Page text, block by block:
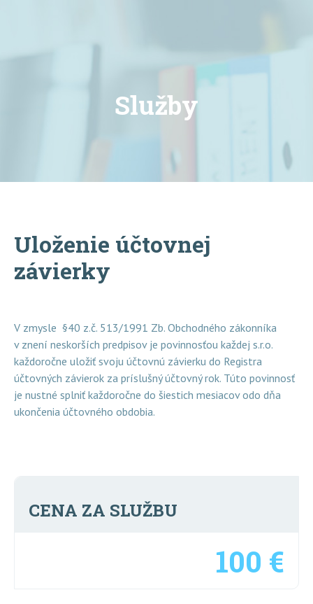
Služby
Uloženie účtovnej
závierky
V zmysle §40 z.č. 513/1991 Zb. Obchodného zákonníka
v znení neskorších predpisov je povinnosťou každej s.r.o.
každoročne uložiť svoju účtovnú závierku do Registra
účtovných závierok za príslušný účtovný rok. Túto povinnosť
je nustné splniť každoročne do šiestich mesiacov odo dňa
ukončenia účtovného obdobia.
CENA ZA SLUŽBU
100 €